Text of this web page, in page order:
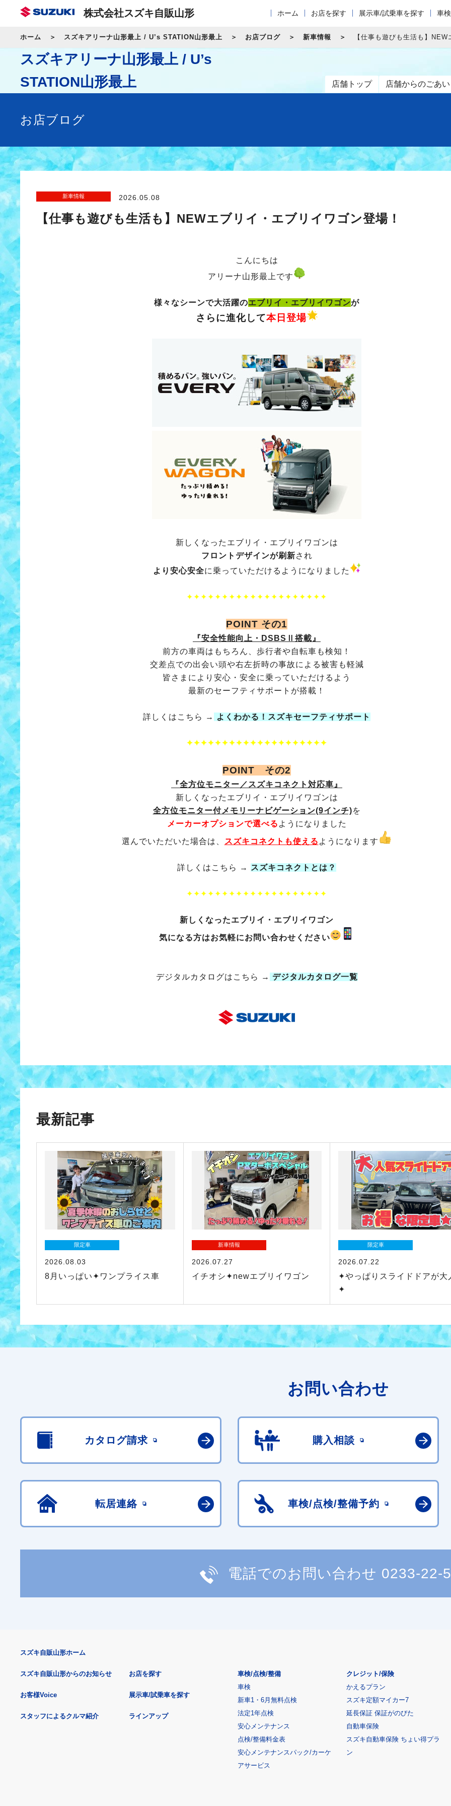
株式会社スズキ自販山形 ホーム お店を探す 展示車/試乗車を探す 車
ホーム スズキアリーナ山形最上 / U’s STATION山形最上 お店ブログ 新車情報 【仕事も遊びも生活も】
スズキアリーナ山形最上 / U’s
STATION山形最上
店舗トップ 店舗からのごあ
お店ブログ
新車情報 2026.05.08
【仕事も遊びも生活も】NEWエブリイ・エブリイワゴン登場！
こんにちは
アリーナ山形最上です
様々なシーンで大活躍のエブリイ・エブリイワゴンが
さらに進化して本日登場
新しくなったエブリイ・エブリイワゴンは
フロントデザインが刷新され
より安心安全に乗っていただけるようになりました
✦✦✦✦✦✦✦✦✦✦✦✦✦✦✦✦✦✦✦✦
POINT その1
『安全性能向上・DSBSⅡ搭載』
前方の車両はもちろん、歩行者や自転車も検知！
交差点での出会い頭や右左折時の事故による被害も軽減
皆さまにより安心・安全に乗っていただけるよう
最新のセーフティサポートが搭載！
詳しくはこちら → よくわかる！スズキセーフティサポート
✦✦✦✦✦✦✦✦✦✦✦✦✦✦✦✦✦✦✦✦
POINT その2
『全方位モニター／スズキコネクト対応車』
新しくなったエブリイ・エブリイワゴンは
全方位モニター付メモリーナビゲーション(9インチ)を
メーカーオプションで選べる ようになりました
選んでいただいた場合は、 スズキコネクトも使える ようになります
詳しくはこちら → スズキコネクトとは？
✦✦✦✦✦✦✦✦✦✦✦✦✦✦✦✦✦✦✦✦
新しくなったエブリイ・エブリイワゴン
気になる方はお気軽にお問い合わせください
デジタルカタログはこちら → デジタルカタログ一覧
最新記事
限定車
2026.08.03
8月いっぱい✦ワンプライス車
新車情報
2026.07.27
イチオシ✦newエブリイワゴン
限定車
2026.07.22
✦やっぱりスライドドアが大
✦
お問い合わせ
カタログ請求 購入相談
転居連絡 車検/点検/整備予約
電話でのお問い合わせ 0233-22-
スズキ自販山形ホーム
スズキ自販山形からのお知らせ
お客様Voice
スタッフによるクルマ紹介
お店を探す
展示車/試乗車を探す
ラインアップ
車検/点検/整備
車検
新車1・6月無料点検
法定1年点検
安心メンテナンス
点検/整備料金表
安心メンテナンスパック/カーケ
アサービス
クレジット/保険
かえるプラン
スズキ定額マイカー7
延長保証 保証がのびた
自動車保険
スズキ自動車保険 ちょい得プラ
ン